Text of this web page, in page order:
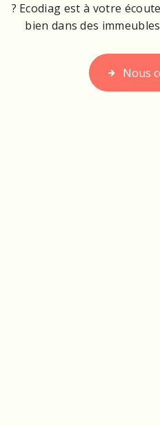
? Ecodiag est à votre
bien dans des
Nous